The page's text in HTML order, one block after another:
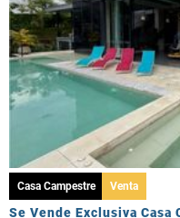
Casa Campestre Venta
Se Vende Exclusiva Casa